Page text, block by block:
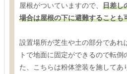
屋根がついていますので、 日差し
場合は屋根の下に避難することも
設置場所が芝生や土の部分であれ
トで地面に固定ができるので転倒
た、こちらは粉体塗装を施してあ